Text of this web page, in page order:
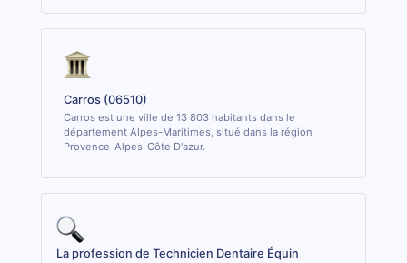
Carros (06510)
Carros est une ville de 13 803 habitants dans le
département Alpes-Maritimes, situé dans la région
Provence-Alpes-Côte D'azur.
La profession de Technicien Dentaire Équin